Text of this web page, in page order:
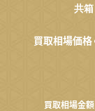
共箱
買取相場価格
買取相場金